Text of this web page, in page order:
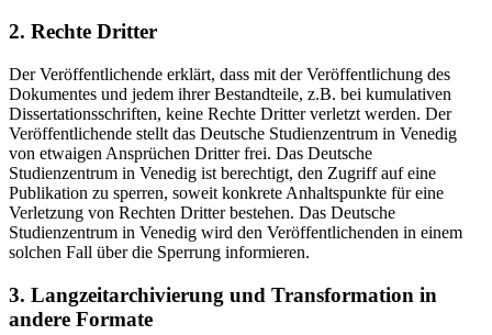
2. Rechte Dritter
Der Veröffentlichende erklärt, dass mit der Veröffentlichung des
Dokumentes und jedem ihrer Bestandteile, z.B. bei kumulativen
Dissertationsschriften, keine Rechte Dritter verletzt werden. Der
Veröffentlichende stellt das Deutsche Studienzentrum in Venedig
von etwaigen Ansprüchen Dritter frei. Das Deutsche
Studienzentrum in Venedig ist berechtigt, den Zugriff auf eine
Publikation zu sperren, soweit konkrete Anhaltspunkte für eine
Verletzung von Rechten Dritter bestehen. Das Deutsche
Studienzentrum in Venedig wird den Veröffentlichenden in einem
solchen Fall über die Sperrung informieren.
3. Langzeitarchivierung und Transformation in
andere Formate